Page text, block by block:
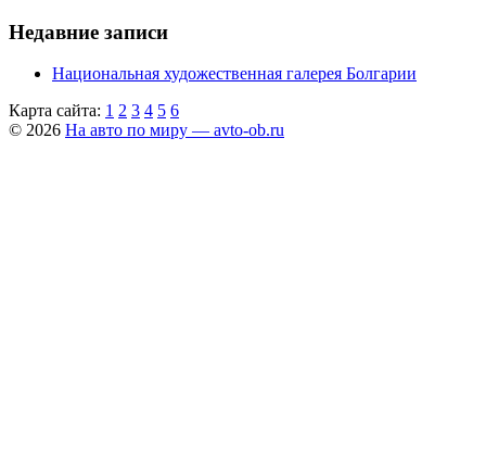
Недавние записи
Национальная художественная галерея Болгарии
Карта сайта: 1 2 3 4 5 6
© 2026 На авто по миру — avto-ob.ru